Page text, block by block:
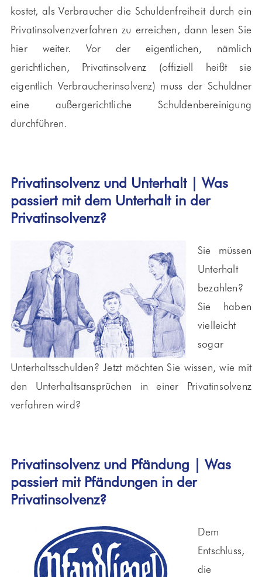
kostet, als Verbraucher die Schuldenfreiheit durch ein
Privatinsolvenzverfahren zu erreichen, dann lesen Sie
hier weiter. Vor der eigentlichen, nämlich
gerichtlichen, Privatinsolvenz (offiziell heißt sie
eigentlich Verbraucherinsolvenz) muss der Schuldner
eine außergerichtliche Schuldenbereinigung
durchführen.
Privatinsolvenz und Unterhalt | Was
passiert mit dem Unterhalt in der
Privatinsolvenz?
Sie müssen
Unterhalt
bezahlen?
Sie haben
vielleicht
sogar
Unterhaltsschulden? Jetzt möchten Sie wissen, wie mit
den Unterhaltsansprüchen in einer Privatinsolvenz
verfahren wird?
Privatinsolvenz und Pfändung | Was
passiert mit Pfändungen in der
Privatinsolvenz?
Dem
Entschluss,
die